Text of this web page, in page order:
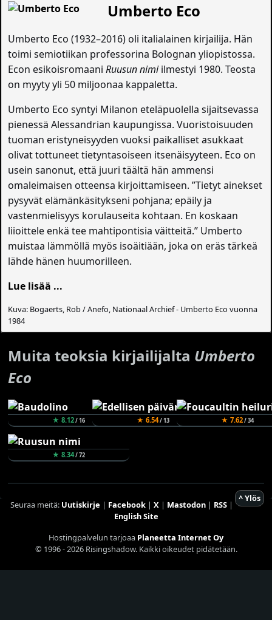
Umberto Eco
Umberto Eco (1932–2016) oli italialainen kirjailija. Hän
toimi semiotiikan professorina Bolognan yliopistossa.
Econ esikoisromaaniRuusun nimiilmestyi 1980. Teosta
on myyty yli 50 miljoonaa kappaletta.
Umberto Eco syntyi Milanon eteläpuolella sijaitsevassa
pienessä Alessandrian kaupungissa. Vuoristoisuuden
tuoman eristyneisyyden vuoksi paikalliset asukkaat
olivat tottuneet tietyntasoiseen itsenäisyyteen. Eco on
usein sanonut, että juuri täältä hän ammensi
omaleimaisen otteensa kirjoittamiseen. ”Tietyt ainekset
pysyvät elämänkäsitykseni pohjana; epäily ja
vastenmielisyys korulauseita kohtaan. En koskaan
liioittele enkä tee mahtipontisia väitteitä.” Umberto
muistaa lämmöllä myös isoäitiään, joka on eräs tärkeä
lähde hänen huumorilleen.
Lue lisää ...
Kuva: Bogaerts, Rob / Anefo, Nationaal Archief - Umberto Eco vuonna
1984
Muita teoksia kirjailijalta Umberto
Eco
★ 8.12/ 16 ★ 6.54/ 13 ★ 7.62/ 34
★ 8.34/ 72
^ Ylös
Seuraa meitä: Uutiskirje | Facebook| X| Mastodon| RSS|
English Site
Hostingpalvelun tarjoaa Planeetta Internet Oy
© 1996 - 2026 Risingshadow. Kaikki oikeudet pidätetään.